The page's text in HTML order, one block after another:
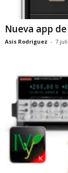
Nueva app
Asis Rodriguez - 7